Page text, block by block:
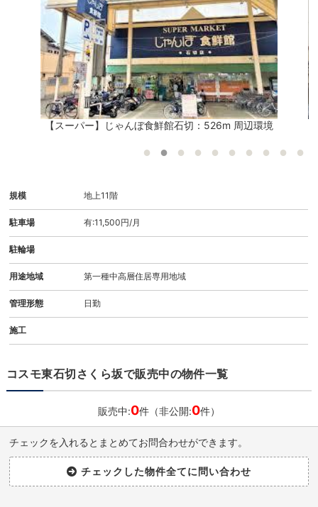
【スーパー】じゃんぼ食鮮館石切：526m 周辺環境
規模 地上11階
駐車場 有:11,500円/月
駐輪場
用途地域 第一種中高層住居専用地域
管理形態 日勤
施工
コスモ東石切さくら坂で販売中の物件一覧
販売中:0件（非公開:0件）
チェックを入れるとまとめてお問合わせができます。